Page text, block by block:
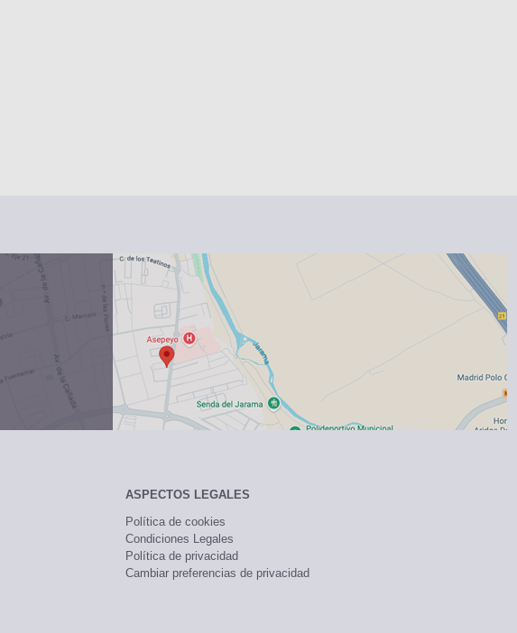
ASPECTOS LEGALES
Política de cookies
Condiciones Legales
Política de privacidad
Cambiar preferencias de privacidad